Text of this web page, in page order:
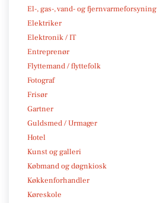
El-, gas-, vand- og fjernvarmeforsyning
Elektriker
Elektronik / IT
Entreprenør
Flyttemand / flyttefolk
Fotograf
Frisør
Gartner
Guldsmed / Urmager
Hotel
Kunst og galleri
Købmand og døgnkiosk
Køkkenforhandler
Køreskole